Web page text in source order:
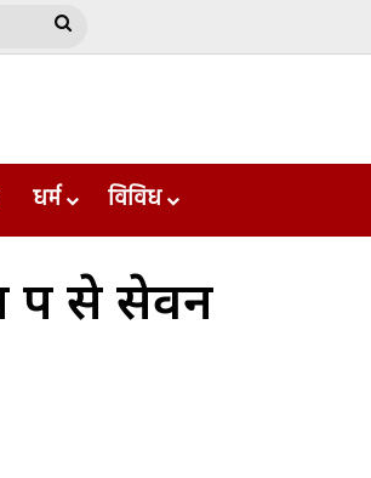
Search
धर्म विविध
रूप से सेवन